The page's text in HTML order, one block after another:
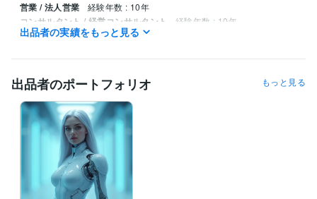
営業 / 法人営業 経験年数 : 10年
コンサルタント / 経営コンサルタント 経験年数 : 10年
CSS:10年HTML:10年JavaScript:5年PHP:5年SQL:5年MySQL:5年
ビジネス・クリエイティブツール
WordPress:10年Stable Diffusion:2年
得意分野
Web制作・HP作成・EC構築
会員制WEBサイトの構築
予約制の店舗など全般
整体院
マッサージ 風俗店
出品者の実績をもっと見る
出品者のポートフォリオ もっと見る